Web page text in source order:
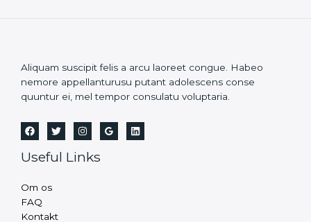
Aliquam suscipit felis a arcu laoreet congue. Habeo
nemore appellanturusu putant adolescens conse
quuntur ei, mel tempor consulatu voluptaria.
Useful Links
Om os
FAQ
Kontakt